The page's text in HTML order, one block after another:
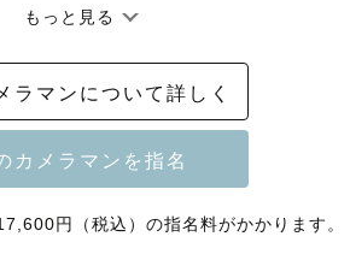
ほぉ』で検索🔍
もっと見る
ラマンについて詳しく
円（税込）の指名料がかかります。